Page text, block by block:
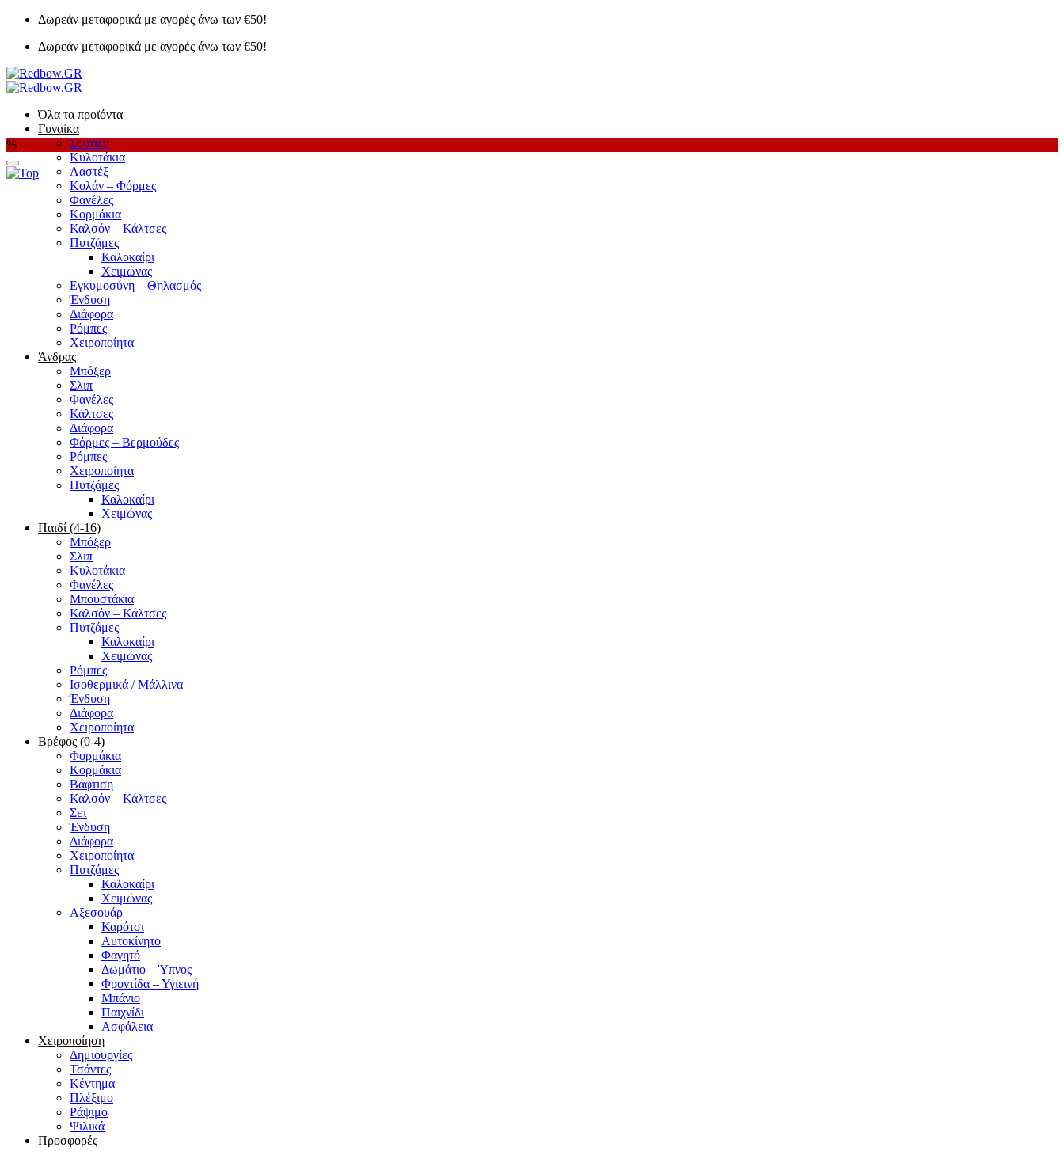
Μετάβαση
περιεχόμενο
Δωρεάν μεταφορικά με αγορές άνω των €50!
Δωρεάν μεταφορικά με αγορές άνω των €50!
Όλα τα προϊόντα
Γυναίκα
Σουτιέν
Κυλοτάκια
Λαστέξ
Κολάν – Φόρμες
Φανέλες
Κορμάκια
Καλσόν – Κάλτσες
Πυτζάμες
Καλοκαίρι
Χειμώνας
Εγκυμοσύνη – Θηλασμός
Ένδυση
Διάφορα
Ρόμπες
Χειροποίητα
Άνδρας
Μπόξερ
Σλιπ
Φανέλες
Κάλτσες
Διάφορα
Φόρμες – Βερμούδες
Ρόμπες
Χειροποίητα
Πυτζάμες
Καλοκαίρι
Χειμώνας
Παιδί (4-16)
Μπόξερ
Σλιπ
Κυλοτάκια
Φανέλες
Μπουστάκια
Καλσόν – Κάλτσες
Πυτζάμες
Καλοκαίρι
Χειμώνας
Ρόμπες
Ισοθερμικά / Μάλλινα
Ένδυση
Διάφορα
Χειροποίητα
Βρέφος (0-4)
Φορμάκια
Κορμάκια
Βάφτιση
Καλσόν – Κάλτσες
Σετ
Ένδυση
Διάφορα
Χειροποίητα
Πυτζάμες
Καλοκαίρι
Χειμώνας
Αξεσουάρ
Καρότσι
Αυτοκίνητο
Φαγητό
Δωμάτιο – Ύπνος
Φροντίδα – Υγιεινή
Μπάνιο
Παιχνίδι
Ασφάλεια
Χειροποίηση
Δημιουργίες
Τσάντες
Κέντημα
Πλέξιμο
Ράψιμο
Ψιλικά
Προσφορές
%